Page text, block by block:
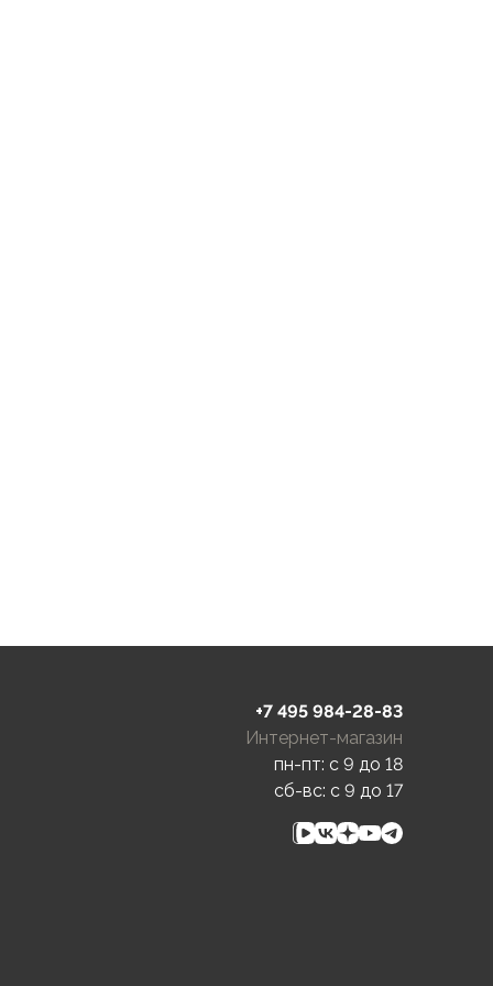
+7 495 984-28-83
Интернет-магазин
пн-пт: c 9 до 18
сб-вс: c 9 до 17